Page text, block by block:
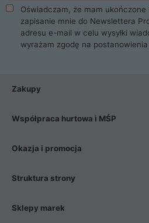
Oświadczam, że mam
zapisanie mnie do Newslettera
adresu e-mail w celu wysyłki
wyrażam zgodę na postanowienia
Zakupy
Współpraca hurtowa i MŚP
Okazja i promocja
Struktura strony
Sklepy marek